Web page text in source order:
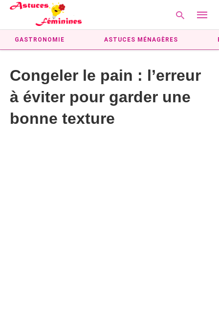
Type
GASTRONOMIE ASTUCES MÉNAGÈRES
Congeler le pain : l’erreur
à éviter pour garder une
bonne texture